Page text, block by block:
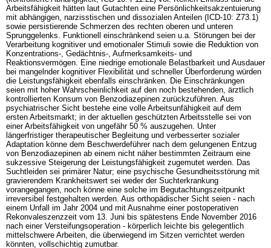
Arbeitsfähigkeit hätten laut Gutachten eine Persönlichkeitsakzentuierung
mit abhängigen, narzisstischen und dissozialen Anteilen (ICD-10: Z73.1)
sowie persistierende Schmerzen des rechten oberen und unteren
Sprunggelenks. Funktionell einschränkend seien u.a. Störungen bei der
Verarbeitung kognitiver und emotionaler Stimuli sowie die Reduktion von
Konzentrations-, Gedächtnis-, Aufmerksamkeits- und
Reaktionsvermögen. Eine niedrige emotionale Belastbarkeit und Ausdauer
bei mangelnder kognitiver Flexibilität und schneller Überforderung würden
die Leistungsfähigkeit ebenfalls einschränken. Die Einschränkungen
seien mit hoher Wahrscheinlichkeit auf den noch bestehenden, ärztlich
kontrollierten Konsum von Benzodiazepinen zurückzuführen. Aus
psychiatrischer Sicht bestehe eine volle Arbeitsunfähigkeit auf dem
ersten Arbeitsmarkt; in der aktuellen geschützten Arbeitsstelle sei von
einer Arbeitsfähigkeit von ungefähr 50 % auszugehen. Unter
längerfristiger therapeutischer Begleitung und verbesserter sozialer
Adaptation könne dem Beschwerdeführer nach dem gelungenen Entzug
von Benzodiazepinen ab einem nicht näher bestimmten Zeitraum eine
sukzessive Steigerung der Leistungsfähigkeit zugemutet werden. Das
Suchtleiden sei primärer Natur; eine psychische Gesundheitsstörung mit
gravierendem Krankheitswert sei weder der Suchterkrankung
vorangegangen, noch könne eine solche im Begutachtungszeitpunkt
irreversibel festgehalten werden. Aus orthopädischer Sicht seien - nach
einem Unfall im Jahr 2004 und mit Ausnahme einer postoperativen
Rekonvaleszenzzeit vom 13. Juni bis spätestens Ende November 2016
nach einer Versteifungsoperation - körperlich leichte bis gelegentlich
mittelschwere Arbeiten, die überwiegend im Sitzen verrichtet werden
könnten, vollschichtig zumutbar.